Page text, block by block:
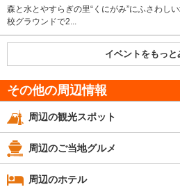
森と水とやすらぎの里“くにがみ”にふさわし
校グラウンドで2...
イベントをもっと
その他の周辺情報
周辺の観光スポット
周辺のご当地グルメ
周辺のホテル